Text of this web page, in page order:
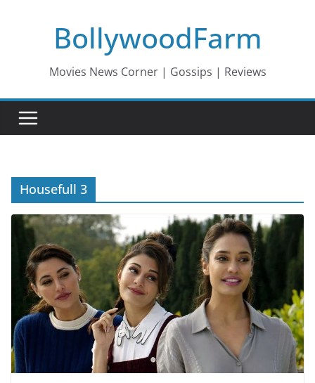
BollywoodFarm
Movies News Corner | Gossips | Reviews
Housefull 3